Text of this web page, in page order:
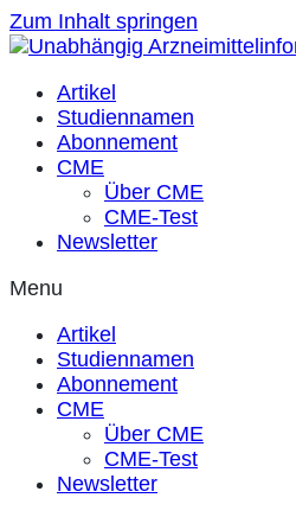
Zum Inhalt springen
Artikel
Studiennamen
Abonnement
CME
Über CME
CME-Test
Newsletter
Menu
Artikel
Studiennamen
Abonnement
CME
Über CME
CME-Test
Newsletter